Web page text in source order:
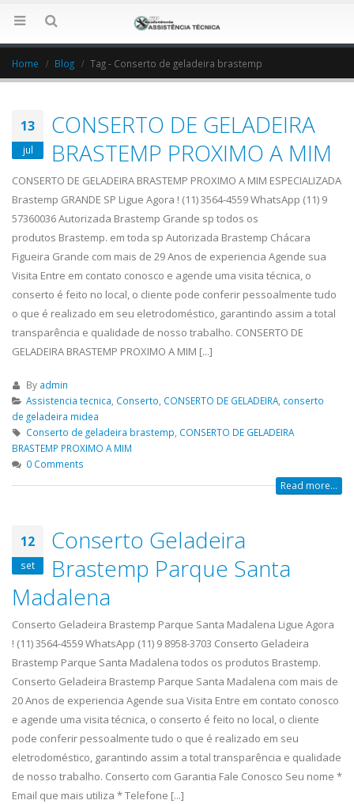
Home Blog Tag - Conserto de geladeira brastemp
13
jul
CONSERTO DE GELADEIRA
BRASTEMP PROXIMO A MIM
CONSERTO DE GELADEIRA BRASTEMP PROXIMO A MIM ESPECIALIZADA
Brastemp GRANDE SP Ligue Agora ! (11) 3564-4559 WhatsApp (11) 9
57360036 Autorizada Brastemp Grande sp todos os
produtos Brastemp. em toda sp Autorizada Brastemp Chácara
Figueira Grande com mais de 29 Anos de experiencia Agende sua
Visita Entre em contato conosco e agende uma visita técnica, o
conserto é feito no local, o cliente pode conferir pessoalmente tudo
o que é realizado em seu eletrodoméstico, garantindo assim a total
transparência e qualidade de nosso trabalho. CONSERTO DE
GELADEIRA BRASTEMP PROXIMO A MIM [...]
By admin
Assistencia tecnica, Conserto, CONSERTO DE GELADEIRA, conserto
de geladeira midea
Conserto de geladeira brastemp, CONSERTO DE GELADEIRA
BRASTEMP PROXIMO A MIM
0 Comments
Read more...
12
set
Conserto Geladeira
Brastemp Parque Santa
Madalena
Conserto Geladeira Brastemp Parque Santa Madalena Ligue Agora
! (11) 3564-4559 WhatsApp (11) 9 8958-3703 Conserto Geladeira
Brastemp Parque Santa Madalena todos os produtos Brastemp.
Conserto Geladeira Brastemp Parque Santa Madalena com mais de
20 Anos de experiencia Agende sua Visita Entre em contato conosco
e agende uma visita técnica, o conserto é feito no local, o cliente
pode conferir pessoalmente tudo o que é realizado em seu
eletrodoméstico, garantindo assim a total transparência e qualidade
de nosso trabalho. Conserto com Garantia Fale Conosco Seu nome *
Email que mais utiliza * Telefone [...]
23
abr
ASSISTENCIA
TECNICA EM
GELADEIRA
CONTINENTAL
ASSISTENCIA TECNICA EM GELADEIRA
CONTINENTAL é uma empresa séria
que atua na região de de São Paulo,
realizando serviços...
read more
23
ASSISTENCIA
TECNICA
GELADEIRA BOSCH
abr
assistencia tecnica
Mariana, Conserto de
19
ELETROLUX
ASSISTENCIA
TECNICA